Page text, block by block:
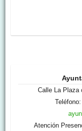
Calle La Plaza
Atención